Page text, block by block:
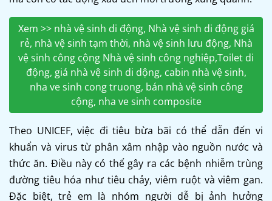
Xem >> nhà vệ sinh di động, Nhà vệ sinh di động giá
rẻ, nhà vệ sinh tạm thời, nhà vệ sinh lưu động, Nhà
vệ sinh công cộng Nhà vệ sinh công nghiệp,Toilet di
động, giá nhà vệ sinh di dộng, cabin nhà vệ sinh,
nha ve sinh cong truong, bán nhà vệ sinh công
cộng, nha ve sinh composite
Theo UNICEF, việc đi tiêu bừa bãi có thể dẫn đến vi
khuẩn và virus từ phân xâm nhập vào nguồn nước và
thức ăn. Điều này có thể gây ra các bệnh nhiễm trùng
đường tiêu hóa như tiêu chảy, viêm ruột và viêm gan.
Đặc biệt, trẻ em là nhóm người dễ bị ảnh hưởng